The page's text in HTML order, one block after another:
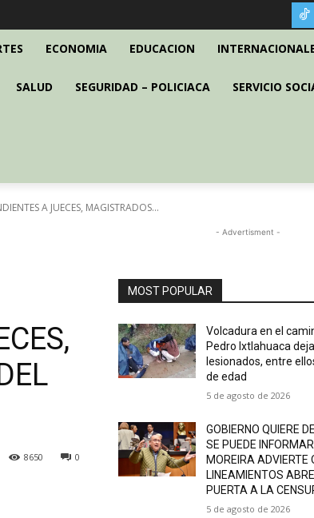
ECONOMIA EDUCACION
SALUD SEGURIDAD – POLICIACA SERVICIO
A JUECES, MAGISTRADOS...
0
8650
- Advertisment -
MOST POPULAR
Volcadura en el
Pedro Ixtlahuaca
lesionados, entre
de edad
5 de agosto de 2026
GOBIERNO QUIERE
SE PUEDE
MOREIRA ADVIERTE
LINEAMIENTOS
PUERTA A LA
5 de agosto de 2026